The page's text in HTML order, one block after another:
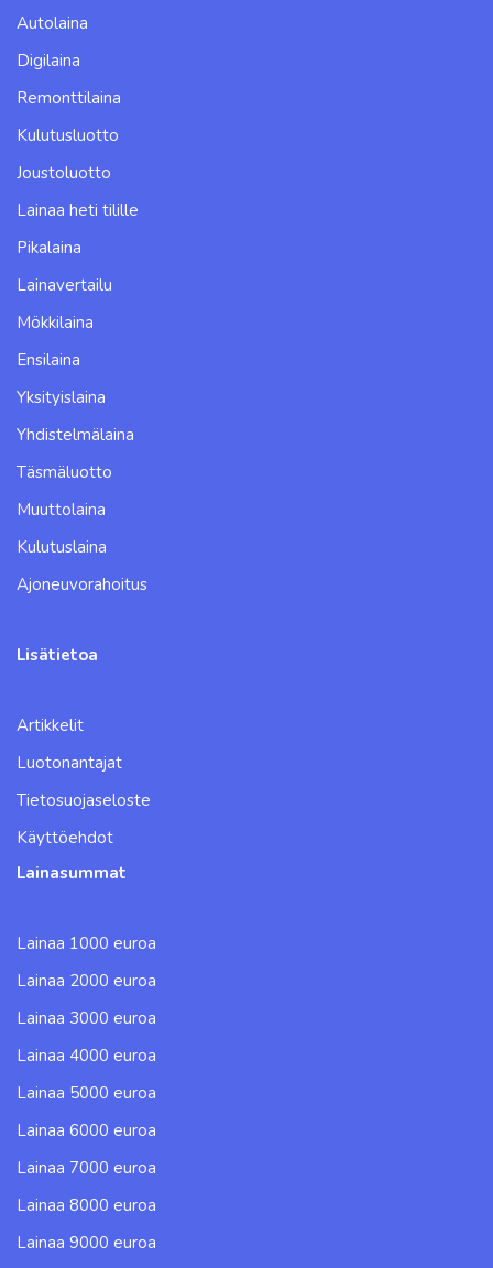
Autolaina
Digilaina
Remonttilaina
Kulutusluotto
Joustoluotto
Lainaa heti tilille
Pikalaina
Lainavertailu
Mökkilaina
Ensilaina
Yksityislaina
Yhdistelmälaina
Täsmäluotto
Muuttolaina
Kulutuslaina
Ajoneuvorahoitus
Lisätietoa
Artikkelit
Luotonantajat
Tietosuojaseloste
Käyttöehdot
Lainasummat
Lainaa 1000 euroa
Lainaa 2000 euroa
Lainaa 3000 euroa
Lainaa 4000 euroa
Lainaa 5000 euroa
Lainaa 6000 euroa
Lainaa 7000 euroa
Lainaa 8000 euroa
Lainaa 9000 euroa